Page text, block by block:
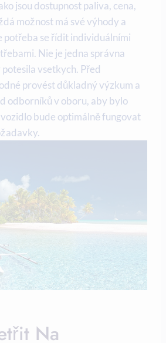
jsou dostupnost paliva, cena,
možnost má své výhody a
potřeba se řídit individuálními
Nie je jedna správna
vsetkych. Před
provést důkladný výzkum a
odborníků v oboru, aby bylo
bude optimálně fungovat
Na